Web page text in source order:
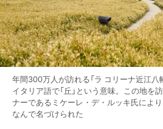
年間300万人が訪れる「ラ コリーナ近江八幡
イタリア語で「丘」という意味。この地を
ナーであるミケーレ・デ・ルッキ氏によ
なんで名づけられた